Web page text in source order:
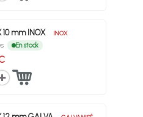
10 mm INOX INOX
En stock